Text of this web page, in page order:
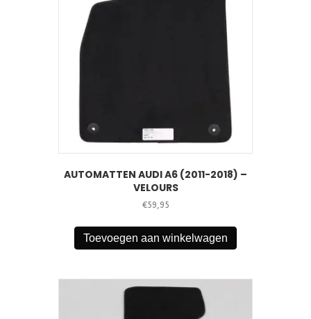
AUTOMATTEN AUDI A6 (2011-2018) –
VELOURS
€59,95
Toevoegen aan winkelwagen